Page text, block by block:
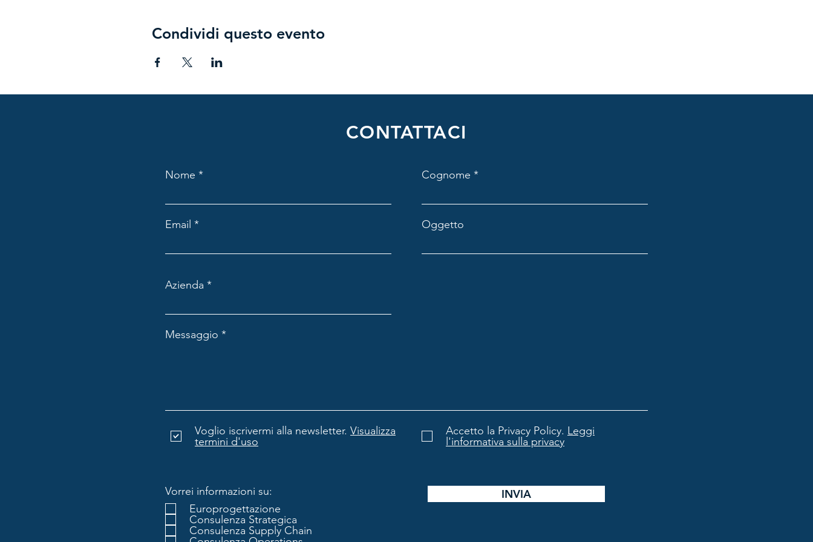
Chi ha ricevuto il codice sconto, dovrà inserirlo all'atto della registrazione.
Condividi questo evento
CONTATTACI
Nome
Email
Cognome
Oggetto
Azienda
Messaggio
Voglio iscrivermi alla newsletter. Visualizza
termini d'uso
Accetto la Privacy Policy. Leggi
l'informativa sulla privacy
Vorrei informazioni su:
Europrogettazione
Consulenza Strategica
Consulenza Supply Chain
INVIA